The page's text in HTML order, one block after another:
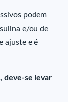
podem
e/ou de
ajuste e é
deve-se levar